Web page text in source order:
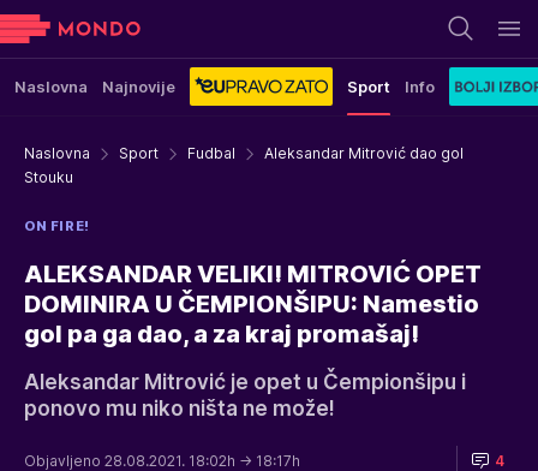
Naslovna Najnovije Sport Info
Naslovna Sport Fudbal
Aleksandar Mitrović dao gol
Stouku
ON FIRE!
ALEKSANDAR VELIKI! MITROVIĆ OPET
DOMINIRA U ČEMPIONŠIPU: Namestio
gol pa ga dao, a za kraj promašaj!
Aleksandar Mitrović je opet u Čempionšipu i
ponovo mu niko ništa ne može!
Objavljeno 28.08.2021. 18:02h → 18:17h 4